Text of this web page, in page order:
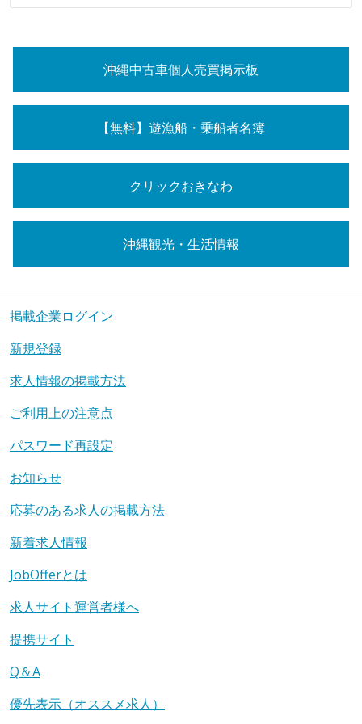
沖縄中古車個人売買掲示板
【無料】遊漁船・乗船者名簿
クリックおきなわ
沖縄観光・生活情報
掲載企業ログイン
新規登録
求人情報の掲載方法
ご利用上の注意点
パスワード再設定
お知らせ
応募のある求人の掲載方法
新着求人情報
JobOfferとは
求人サイト運営者様へ
提携サイト
Q＆A
優先表示（オススメ求人）